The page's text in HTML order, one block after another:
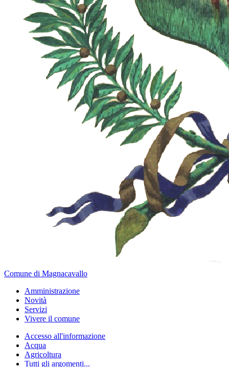
Comune di Magnacavallo
Amministrazione
Novità
Servizi
Vivere il comune
Accesso all'informazione
Acqua
Agricoltura
Tutti gli argomenti...